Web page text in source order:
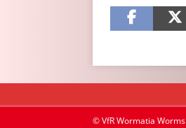
© VfR Wormatia Worms